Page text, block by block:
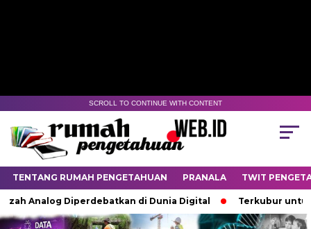
SCROLL TO CONTINUE WITH CONTENT
TENTANG RUMAH PENGETAHUAN PRANALA TWIT
Analog Diperdebatkan di Dunia Digital Terkubur untuk